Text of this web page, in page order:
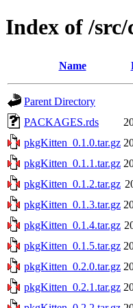
Index of /
Name
Parent Directory
PACKAGES.rds
pkgKitten_0.1.0.tar.gz
pkgKitten_0.1.1.tar.gz
pkgKitten_0.1.2.tar.gz
pkgKitten_0.1.3.tar.gz
pkgKitten_0.1.4.tar.gz
pkgKitten_0.1.5.tar.gz
pkgKitten_0.2.0.tar.gz
pkgKitten_0.2.1.tar.gz